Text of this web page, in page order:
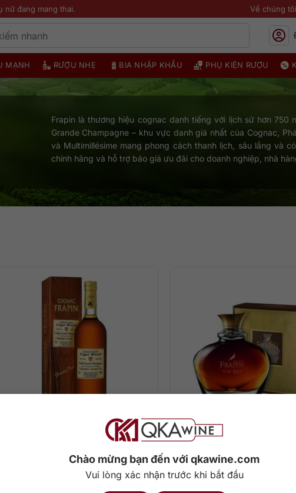
Chào mừng bạn đến với qkawine.com
Vui lòng xác nhận trước khi bắt đầu
nữ đang mang thai. Về chúng tôi
MẠNH RƯỢU NHẸ BIA NHẬP KHẨU PHỤ KIỆN RƯỢU
Frapin là thương hiệu cognac danh tiếng với lịch sử hơn
Grande Champagne – khu vực danh giá nhất của Cognac,
và Multimillésime mang phong cách thanh lịch, sâu lắng và
chính hãng và hỗ trợ báo giá ưu đãi cho doanh nghiệp, nhà
40%
7.300.000
700 ml